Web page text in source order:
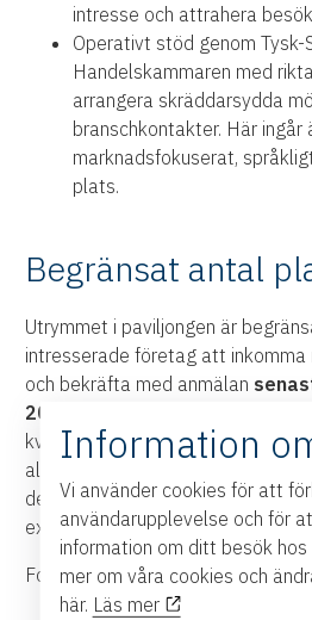
intresse och attrahera
Operativt stöd genom Tysk-
Handelskammaren med
arrangera skräddarsydda
branschkontakter. Här ingår
marknadsfokuserat,
plats.
Begränsat antal
Utrymmet i paviljongen är
intresserade företag att
och bekräfta med anmälan
2025
kvarn-principen” gäller.
allokeras efter tidpunkt för
deltagande i montern är 25 000
exklusive moms.Länk till anmälan
Foto: Paul Klimek / Digitale
Information
Vi använder cookies för att
användarupplevelse och för
information om ditt besök hos
mer om våra cookies och
här. Läs mer